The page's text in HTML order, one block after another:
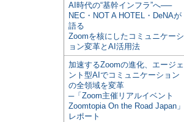
AI時代の“基幹インフラ”へ──
NEC・NOT A HOTEL・DeNAが
語る
Zoomを核にしたコミュニケーシ
ョン変革とAI活用法
加速するZoomの進化、エージェ
ント型AIでコミュニケーション
の全領域を変革
─「Zoom主催リアルイベント
Zoomtopia On the Road Japan」
レポート